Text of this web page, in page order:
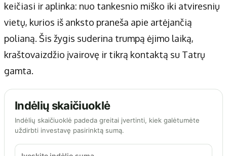
keičiasi ir aplinka: nuo tankesnio miško iki atviresnių
vietų, kurios iš anksto praneša apie artėjančią
polianą. Šis žygis suderina trumpą ėjimo laiką,
kraštovaizdžio įvairovę ir tikrą kontaktą su Tatrų
gamta.